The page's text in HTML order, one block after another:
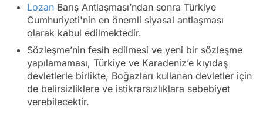
Lozan Barış Antlaşması’ndan sonra Türkiye
Cumhuriyeti'nin en önemli siyasal antlaşması
olarak kabul edilmektedir.
Sözleşme’nin fesih edilmesi ve yeni bir sözleşme
yapılamaması, Türkiye ve Karadeniz’e kıyıdaş
devletlerle birlikte, Boğazları kullanan devletler için
de belirsizliklere ve istikrarsızlıklara sebebiyet
verebilecektir.
Video